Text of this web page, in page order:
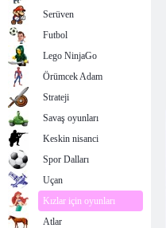
Serüven
Futbol
Lego NinjaGo
Örümcek Adam
Strateji
Savaş oyunları
Keskin nisanci
Spor Dalları
Uçan
Kızlar için oyunları
Atlar